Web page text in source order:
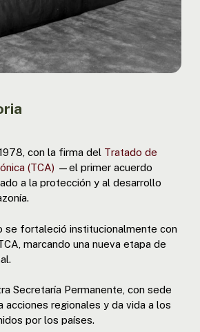
con la firma del Tratado de
(TCA) —el primer acuerdo
a la protección y al desarrollo
se fortaleció institucionalmente con
marcando una nueva etapa de
Secretaría Permanente, con sede
acciones regionales y da vida a los
por los países.